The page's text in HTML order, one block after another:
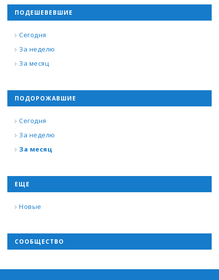
ПОДЕШЕВЕВШИЕ
Сегодня
За неделю
За месяц
ПОДОРОЖАВШИЕ
Сегодня
За неделю
За месяц
ЕЩЕ
Новые
СООБЩЕСТВО